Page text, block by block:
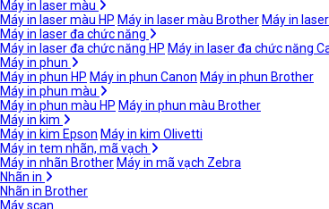
Máy in laser màu
Máy in laser màu HP Máy in laser màu Brother Máy in
Máy in laser đa chức năng
Máy in laser đa chức năng HP Máy in laser đa chức năng
Máy in phun
Máy in phun HP Máy in phun Canon Máy in phun Brother
Máy in phun màu
Máy in phun màu HP Máy in phun màu Brother
Máy in kim
Máy in kim Epson Máy in kim Olivetti
Máy in tem nhãn, mã vạch
Máy in nhãn Brother Máy in mã vạch Zebra
Nhãn in
Nhãn in Brother
Máy scan